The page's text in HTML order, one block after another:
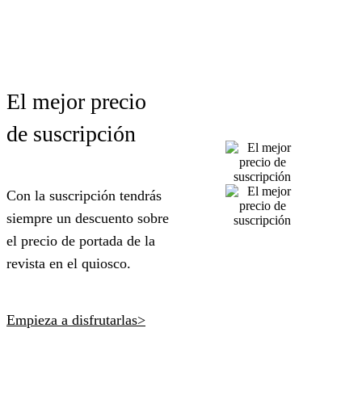
El mejor precio
de suscripción
Con la suscripción tendrás
siempre un descuento sobre
el precio de portada de la
revista en el quiosco.
Empieza a disfrutarlas>